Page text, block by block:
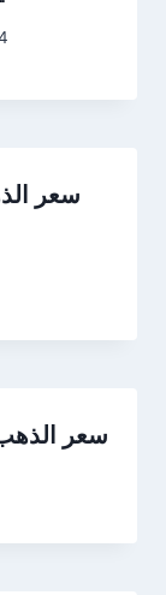
سعر الذهب في